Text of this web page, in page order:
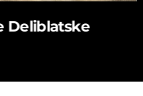
Deliblatske